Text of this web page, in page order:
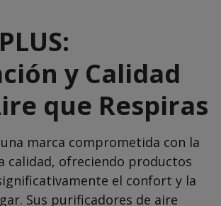
y Calidad
que Respiras
marca comprometida con la
calidad, ofreciendo productos
el confort y la
Sus purificadores de aire